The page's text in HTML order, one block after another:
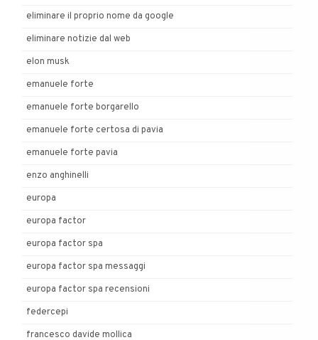
eliminare il proprio nome da google
eliminare notizie dal web
elon musk
emanuele forte
emanuele forte borgarello
emanuele forte certosa di pavia
emanuele forte pavia
enzo anghinelli
europa
europa factor
europa factor spa
europa factor spa messaggi
europa factor spa recensioni
federcepi
francesco davide mollica